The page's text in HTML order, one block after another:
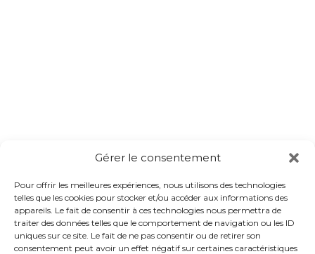
Gérer le consentement
Pour offrir les meilleures expériences, nous utilisons des technologies
telles que les cookies pour stocker et/ou accéder aux informations des
appareils. Le fait de consentir à ces technologies nous permettra de
traiter des données telles que le comportement de navigation ou les ID
uniques sur ce site. Le fait de ne pas consentir ou de retirer son
consentement peut avoir un effet négatif sur certaines caractéristiques